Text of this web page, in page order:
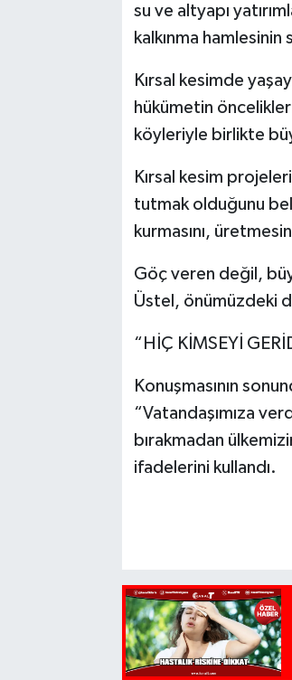
su ve altyapı
kalkınma
Kırsal kesimde
hükümetin
köyleriyle birlikte
Kırsal kesim
tutmak olduğunu
kurmasını,
Göç veren değil,
Üstel, önümüzdeki
“HİÇ KİMSEYİ
Konuşmasının
“Vatandaşımıza
bırakmadan
ifadelerini kullandı.